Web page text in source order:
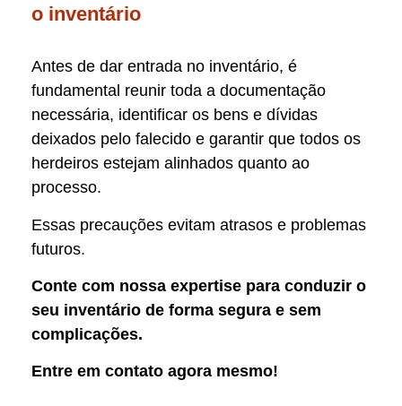
o inventário
Antes de dar entrada no inventário, é
fundamental reunir toda a documentação
necessária, identificar os bens e dívidas
deixados pelo falecido e garantir que todos os
herdeiros estejam alinhados quanto ao
processo.
Essas precauções evitam atrasos e problemas
futuros.
Conte com nossa expertise para conduzir o
seu inventário de forma segura e sem
complicações.
Entre em contato agora mesmo!